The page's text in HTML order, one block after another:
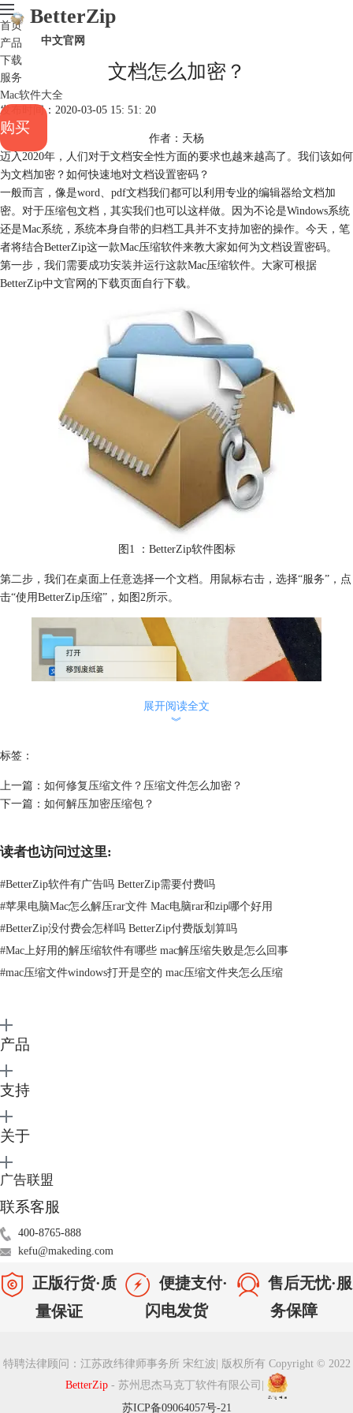
BetterZip
中文官网
首页
产品
下载
服务
Mac软件大全
购买
文档怎么加密？
发布时间：2020-03-05 15: 51: 20
作者：天杨
迈入2020年，人们对于文档安全性方面的要求也越来越高了。我们该如何
为文档加密？如何快速地对文档设置密码？
一般而言，像是word、pdf文档我们都可以利用专业的编辑器给文档加
密。对于压缩包文档，其实我们也可以这样做。因为不论是Windows系统
还是Mac系统，系统本身自带的归档工具并不支持加密的操作。今天，笔
者将结合BetterZip这一款Mac压缩软件来教大家如何为文档设置密码。
第一步，我们需要成功安装并运行这款Mac压缩软件。大家可根据
BetterZip中文官网的下载页面自行下载。
图1 ：BetterZip软件图标
第二步，我们在桌面上任意选择一个文档。用鼠标右击，选择“服务”，点
击“使用BetterZip压缩”，如图2所示。
图2 ：使用BetterZip压缩
第三步，我们在弹出的界面上找到“加密方式”的下拉选框。这里，我们可
对称加密算法。AES256拥有更强的加密效果，能够保障数据的安全性。
相比之下，PKZip2加密强度就没有那么突出了。我们可以根据自己的需
求进行设置。
图3 ：选择加密方式
展开阅读全文
︾
标签：
上一篇： 如何修复压缩文件？压缩文件怎么加密？
下一篇： 如何解压加密压缩包？
读者也访问过这里:
#BetterZip软件有广告吗 BetterZip需要付费吗
#苹果电脑Mac怎么解压rar文件 Mac电脑rar和zip哪个好用
#BetterZip没付费会怎样吗 BetterZip付费版划算吗
#Mac上好用的解压缩软件有哪些 mac解压缩失败是怎么回事
#mac压缩文件windows打开是空的 mac压缩文件夹怎么压缩
产品
支持
关于
广告联盟
联系客服
400-8765-888
kefu@makeding.com
正版行货·质
量保证
便捷支付·
闪电发货
售后无忧·服
务保障
特聘法律顾问：江苏政纬律师事务所 宋红波
版权所有 Copyright © 2022
BetterZip - 苏州思杰马克丁软件有限公司
苏ICP备09064057号-21